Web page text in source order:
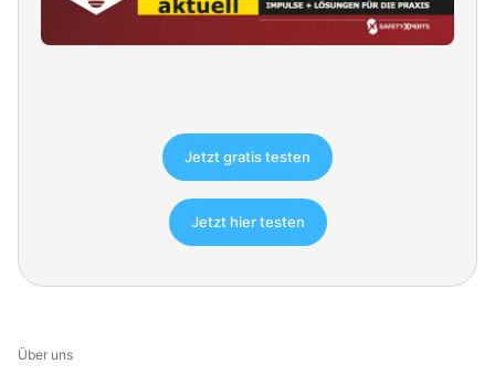
Jetzt gratis testen
Jetzt hier testen
Über uns